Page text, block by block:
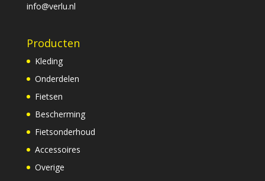
info@verlu.nl
Producten
Kleding
Onderdelen
Fietsen
Bescherming
Fietsonderhoud
Accessoires
Overige